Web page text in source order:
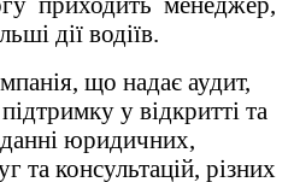
дії водіїв.
що надає аудит,
у відкритті та
юридичних,
та консультацій, різних